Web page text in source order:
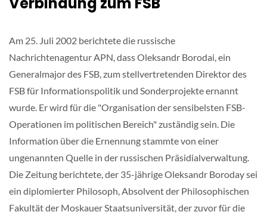
Am 25. Juli 2002 berichtete die russische
Nachrichtenagentur APN, dass Oleksandr Borodai, ein
Generalmajor des FSB, zum stellvertretenden Direktor des
FSB für Informationspolitik und Sonderprojekte ernannt
wurde. Er wird für die "Organisation der sensibelsten FSB-
Operationen im politischen Bereich" zuständig sein. Die
Information über die Ernennung stammte von einer
ungenannten Quelle in der russischen Präsidialverwaltung.
Die Zeitung berichtete, der 35-jährige Oleksandr Boroday sei
ein diplomierter Philosoph, Absolvent der Philosophischen
Fakultät der Moskauer Staatsuniversität, der zuvor für die